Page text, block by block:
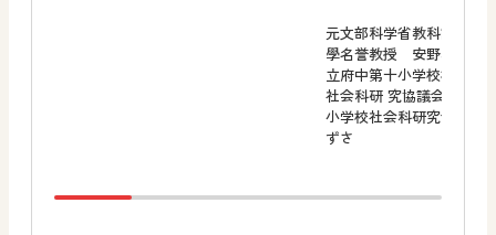
元文部科学省教科調査官
學名誉教授 安野功、東
立府中第十小学校校長・
社会科研 究協議会常任理
小学校社会科研究会副
ずさ